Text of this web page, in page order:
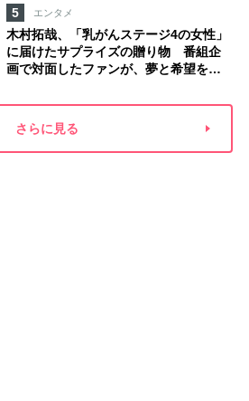
5
エンタメ
木村拓哉、「乳がんステージ4の女性」
に届けたサプライズの贈り物 番組企
画で対面したファンが、夢と希望を与
た」
さらに見る